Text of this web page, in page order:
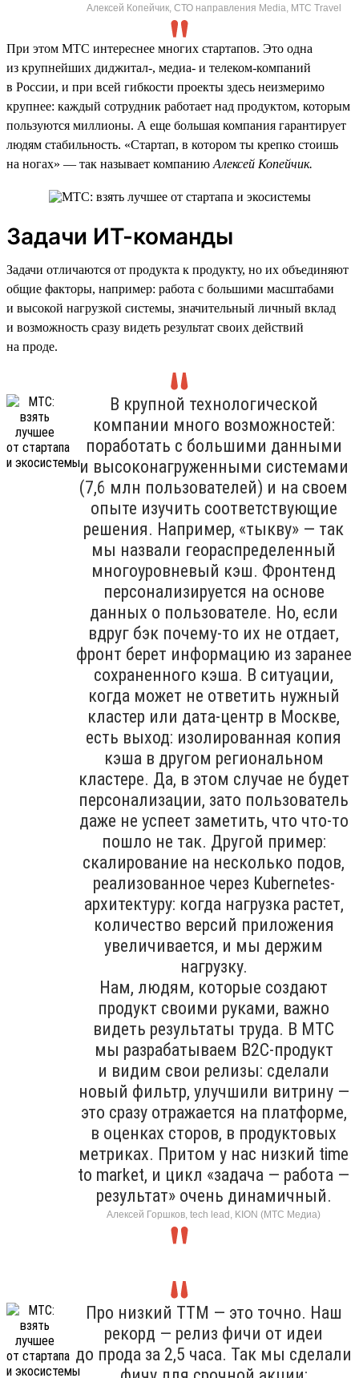
Алексей Копейчик, СТО направления Media, МТС Travel
При этом МТС интереснее многих стартапов. Это одна
из крупнейших диджитал-, медиа- и телеком-компаний
в России, и при всей гибкости проекты здесь неизмеримо
крупнее: каждый сотрудник работает над продуктом, которым
пользуются миллионы. А еще большая компания гарантирует
людям стабильность. «Стартап, в котором ты крепко стоишь
на ногах» — так называет компанию Алексей Копейчик.
Задачи ИТ-команды
Задачи отличаются от продукта к продукту, но их объединяют
общие факторы, например: работа с большими масштабами
и высокой нагрузкой системы, значительный личный вклад
и возможность сразу видеть результат своих действий
на проде.
В крупной технологической
компании много возможностей:
поработать с большими данными
и высоконагруженными системами
(7,6 млн пользователей) и на своем
опыте изучить соответствующие
решения. Например, «тыкву» — так
мы назвали геораспределенный
многоуровневый кэш. Фронтенд
персонализируется на основе
данных о пользователе. Но, если
вдруг бэк почему-то их не отдает,
фронт берет информацию из заранее
сохраненного кэша. В ситуации,
когда может не ответить нужный
кластер или дата-центр в Москве,
есть выход: изолированная копия
кэша в другом региональном
кластере. Да, в этом случае не будет
персонализации, зато пользователь
даже не успеет заметить, что что-то
пошло не так. Другой пример:
скалирование на несколько подов,
реализованное через Kubernetes-
архитектуру: когда нагрузка растет,
количество версий приложения
увеличивается, и мы держим
нагрузку.
Нам, людям, которые создают
продукт своими руками, важно
видеть результаты труда. В МТС
мы разрабатываем B2C-продукт
и видим свои релизы: сделали
новый фильтр, улучшили витрину —
это сразу отражается на платформе,
в оценках сторов, в продуктовых
метриках. Притом у нас низкий time
to market, и цикл «задача — работа —
результат» очень динамичный.
Алексей Горшков, tech lead, KION (МТС Медиа)
Про низкий TTM — это точно. Наш
рекорд — релиз фичи от идеи
до прода за 2,5 часа. Так мы сделали